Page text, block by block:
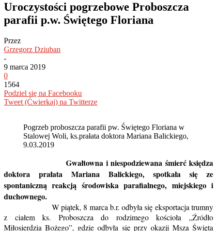
Uroczystości pogrzebowe Proboszcza
parafii p.w. Świętego Floriana
Przez
Grzegorz Dziuban
-
9 marca 2019
0
1564
Podziel się na Facebooku
Tweet (Ćwierkaj) na Twitterze
Pogrzeb proboszcza parafii pw. Świętego Floriana w
Stalowej Woli, ks.prałata doktora Mariana Balickiego,
9.03.2019
Gwałtowna i niespodziewana śmierć księdza
doktora prałata Mariana Balickiego, spotkała się ze
spontaniczną reakcją środowiska parafialnego, miejskiego i
duchownego.
W piątek, 8 marca b.r. odbyła się eksportacja trumny
z ciałem ks. Proboszcza do rodzimego kościoła „Źródło
Miłosierdzia Bożego”, gdzie odbyła się przy okazji Msza Święta